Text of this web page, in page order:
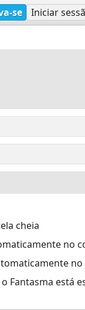
se Iniciar
cheia
no
no
Fantasma está